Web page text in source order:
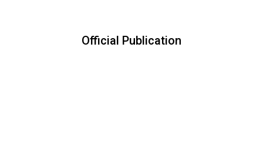
Official Publication